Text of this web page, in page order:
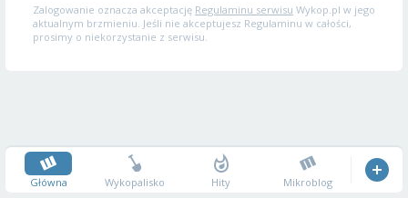
Zalogowanie oznacza akceptację Regulaminu serwisu Wykop.pl w jego
aktualnym brzmieniu. Jeśli nie akceptujesz Regulaminu w całości,
prosimy o niekorzystanie z serwisu.
Główna Wykopalisko Hity Mikroblog